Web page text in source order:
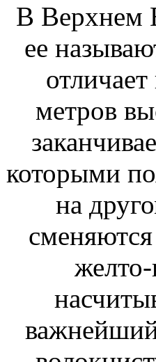
В Верхнем
ее
метров
которыми
на
важнейший